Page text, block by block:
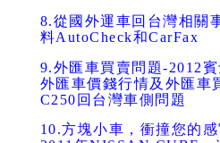
8.從國外運車回台灣相關
料AutoCheck和CarFax
9.外匯車買賣問題-2012
外匯車價錢行情及外匯車
C250回台灣車側問題
10.方塊小車，衝撞您的